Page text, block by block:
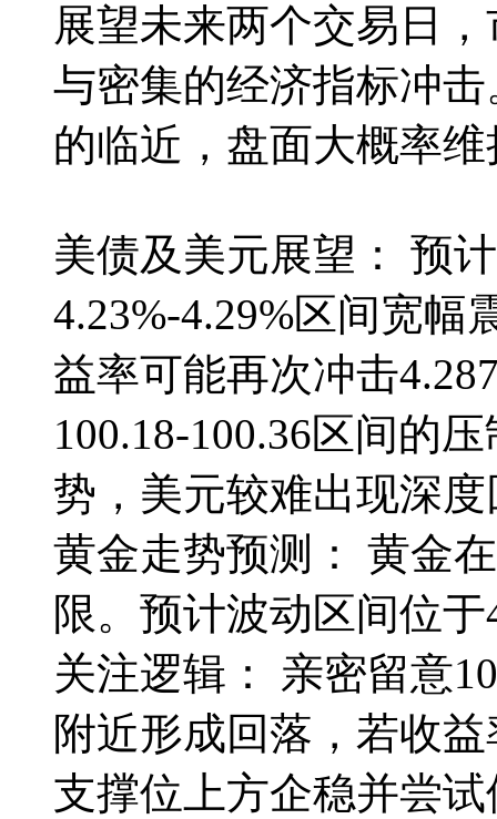
展望未来两个交易日
与密集的经济指标冲
的临近，盘面大概率
美债及美元展望： 预
4.23%-4.29%区间宽幅
益率可能再次冲击
100.18-100.36区间的
势，美元较难出现深
黄金走势预测： 黄金
限。预计波动区间位于
关注逻辑： 亲密留意
附近形成回落，若收
支撑位上方企稳并尝